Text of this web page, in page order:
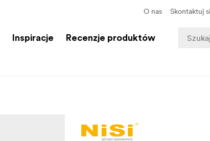
O nas Skontaktuj
Inspiracje Recenzje produktów